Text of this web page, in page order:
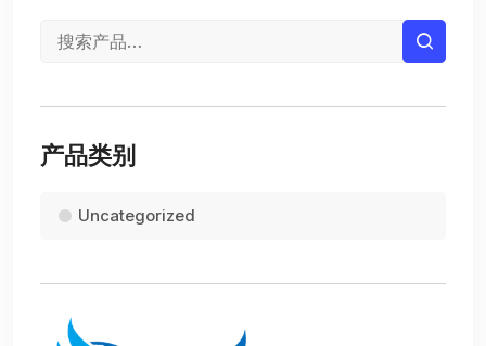
产品类别
Uncategorized